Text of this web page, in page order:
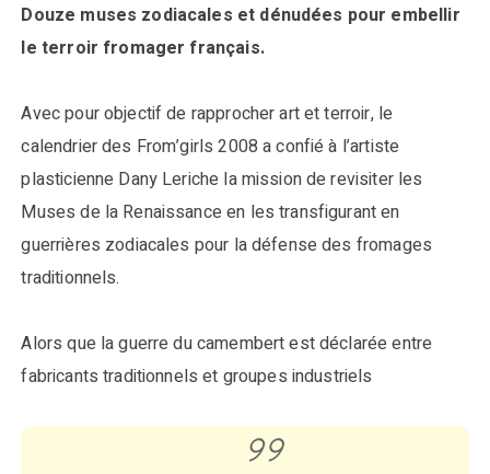
Douze muses zodiacales et dénudées pour embellir
le terroir fromager français.
Avec pour objectif de rapprocher art et terroir, le
calendrier des From’girls 2008 a confié à l’artiste
plasticienne Dany Leriche la mission de revisiter les
Muses de la Renaissance en les transfigurant en
guerrières zodiacales pour la défense des fromages
traditionnels.
Alors que la guerre du camembert est déclarée entre
fabricants traditionnels et groupes industriels